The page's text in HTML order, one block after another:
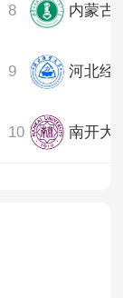
内蒙古
河北经
南开大